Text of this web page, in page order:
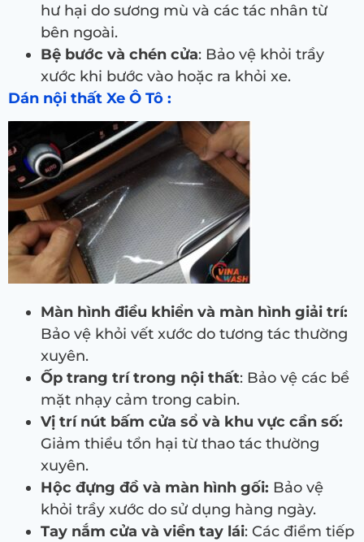
hư hại do sương mù và các tác nhân từ
bên ngoài.
Bệ bước và chén cửa: Bảo vệ khỏi trầy
xước khi bước vào hoặc ra khỏi xe.
Dán nội thất Xe Ô Tô :
Màn hình điều khiển và màn hình giải trí:
Bảo vệ khỏi vết xước do tương tác thường
xuyên.
Ốp trang trí trong nội thất: Bảo vệ các bề
mặt nhạy cảm trong cabin.
Vị trí nút bấm cửa sổ và khu vực cần số:
Giảm thiểu tổn hại từ thao tác thường
xuyên.
Hộc đựng đồ và màn hình gối: Bảo vệ
khỏi trầy xước do sử dụng hàng ngày.
Tay nắm cửa và viền tay lái: Các điểm tiếp